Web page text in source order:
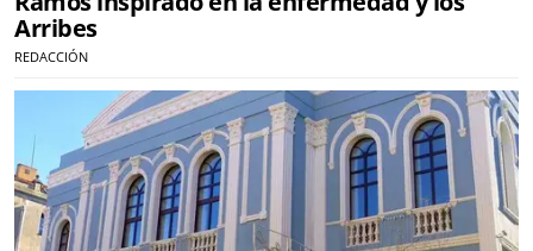
Arribes
REDACCIÓN